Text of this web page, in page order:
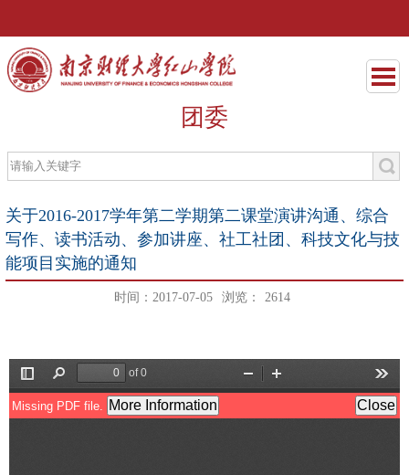
团委
关于2016-2017学年第二学期第二课堂演讲沟通、综合
写作、读书活动、参加讲座、社工社团、科技文化与技
能项目实施的通知
时间：2017-07-05 浏览： 2614